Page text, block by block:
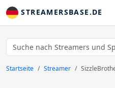
STREAMERSBASE.DE
Startseite Streamer